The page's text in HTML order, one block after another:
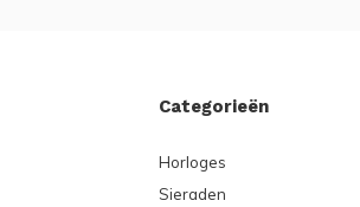
Categorieën
Horloges
Sieraden